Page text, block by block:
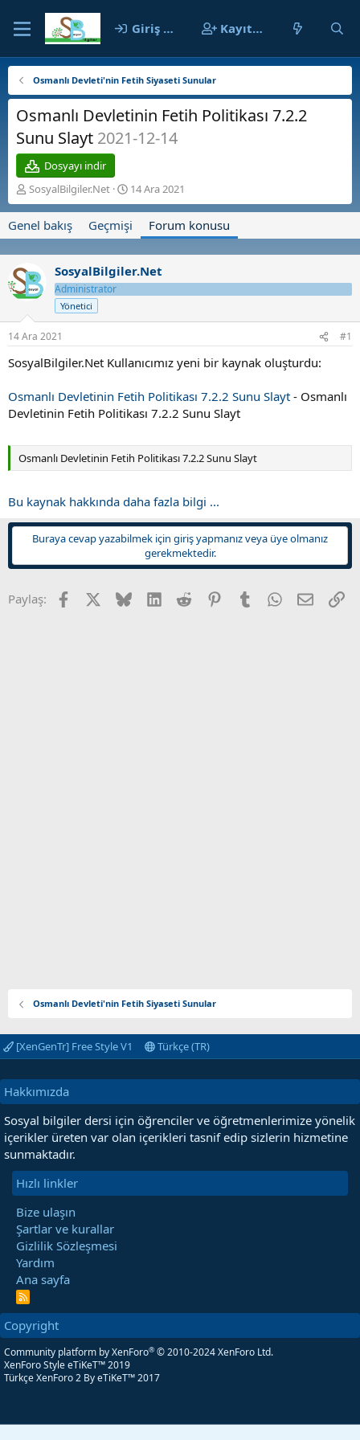
Giriş yap Kayıt ol
Osmanlı Devleti'nin Fetih Siyaseti Sunular
Osmanlı Devletinin Fetih Politikası 7.2.2
Sunu Slayt 2021-12-14
Dosyayı indir
K
o
b
u
b
ş
l
a
t
SosyalBilgiler.Net
B
a
l
g
t
r
i
i
14 Ara 2021
Genel bakış Geçmişi Forum konusu
SosyalBilgiler.Net
Administrator
Yönetici
14 Ara 2021 #1
SosyalBilgiler.Net Kullanıcımız yeni bir kaynak oluşturdu:
Osmanlı Devletinin Fetih Politikası 7.2.2 Sunu Slayt - Osmanlı
Devletinin Fetih Politikası 7.2.2 Sunu Slayt
Osmanlı Devletinin Fetih Politikası 7.2.2 Sunu Slayt
Bu kaynak hakkında daha fazla bilgi ...
Buraya cevap yazabilmek için giriş yapmanız veya üye olmanız
gerekmektedir.
Paylaş: Facebook BlueskyLinkedInReddit PinterestTumblr WhatsApp
E-posta
Osmanlı Devleti'nin Fetih Siyaseti Sunular
[XenGenTr] Free Style V1 Türkçe (TR)
Hakkımızda
Sosyal bilgiler dersi için öğrenciler ve öğretmenlerimize yönelik
içerikler üreten var olan içerikleri tasnif edip sizlerin hizmetine
sunmaktadır.
Hızlı linkler
Bize ulaşın
Şartlar ve kurallar
Gizlilik Sözleşmesi
Yardım
Ana sayfa
R
S
Copyright
Community platform by XenForo® © 2010-2024 XenForo Ltd.
XenForo Style eTiKeT™ 2019
Türkçe XenForo 2 By eTiKeT™ 2017